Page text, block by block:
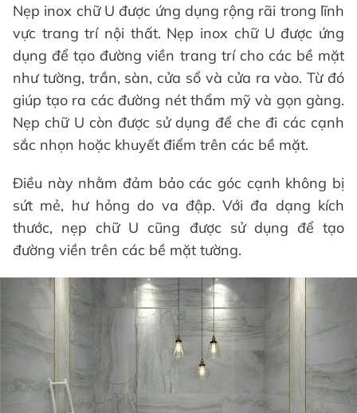
Nẹp inox chữ U được ứng dụng rộng rãi trong lĩnh
vực trang trí nội thất. Nẹp inox chữ U được ứng
dụng để tạo đường viền trang trí cho các bề mặt
như tường, trần, sàn, cửa sổ và cửa ra vào. Từ đó
giúp tạo ra các đường nét thẩm mỹ và gọn gàng.
Nẹp chữ U còn được sử dụng để che đi các cạnh
sắc nhọn hoặc khuyết điểm trên các bề mặt.
Điều này nhằm đảm bảo các góc cạnh không bị
sứt mẻ, hư hỏng do va đập. Với đa dạng kích
thước, nẹp chữ U cũng được sử dụng để tạo
đường viền trên các bề mặt tường.